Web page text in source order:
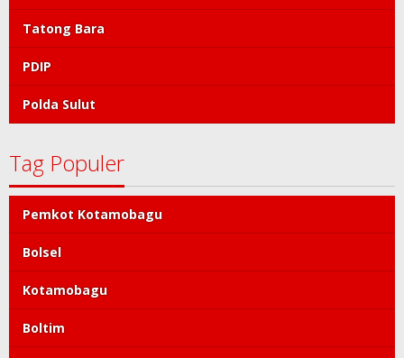
Tatong Bara
PDIP
Polda Sulut
Tag Populer
Pemkot Kotamobagu
Bolsel
Kotamobagu
Boltim